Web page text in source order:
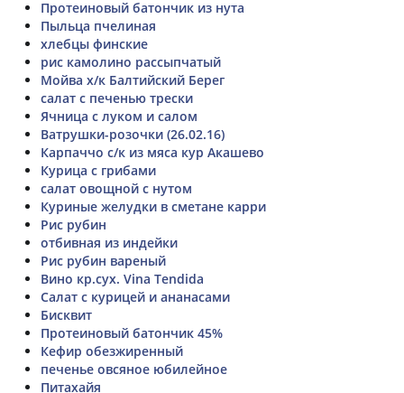
Протеиновый батончик из нута
Пыльца пчелиная
хлебцы финские
рис камолино рассыпчатый
Мойва х/к Балтийский Берег
салат с печенью трески
Ячница с луком и салом
Ватрушки-розочки (26.02.16)
Карпаччо с/к из мяса кур Акашево
Курица с грибами
салат овощной с нутом
Куриные желудки в сметане карри
Рис рубин
отбивная из индейки
Рис рубин вареный
Вино кр.сух. Vina Tendida
Салат с курицей и ананасами
Бисквит
Протеиновый батончик 45%
Кефир обезжиренный
печенье овсяное юбилейное
Питахайя